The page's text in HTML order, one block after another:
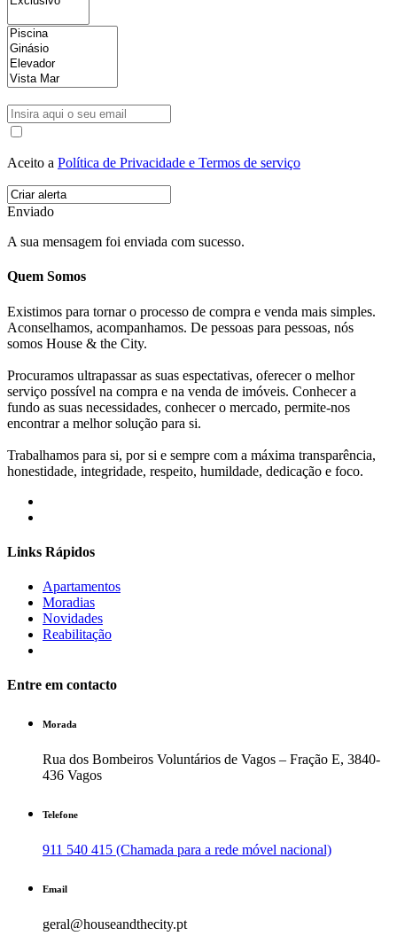
Aceito a Política de Privacidade e Termos de serviço
Enviado
A sua mensagem foi enviada com sucesso.
Quem Somos
Existimos para tornar o processo de compra e venda mais simples.
Aconselhamos, acompanhamos. De pessoas para pessoas, nós
somos House & the City.
Procuramos ultrapassar as suas espectativas, oferecer o melhor
serviço possível na compra e na venda de imóveis. Conhecer a
fundo as suas necessidades, conhecer o mercado, permite-nos
encontrar a melhor solução para si.
Trabalhamos para si, por si e sempre com a máxima transparência,
honestidade, integridade, respeito, humildade, dedicação e foco.
Links Rápidos
Apartamentos
Moradias
Novidades
Reabilitação
Entre em contacto
Morada
Rua dos Bombeiros Voluntários de Vagos – Fração E, 3840-
436 Vagos
Telefone
911 540 415 (Chamada para a rede móvel nacional)
Email
geral@houseandthecity.pt